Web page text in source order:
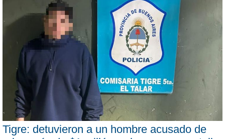
Tigre: detuvieron a un hombre acusado de